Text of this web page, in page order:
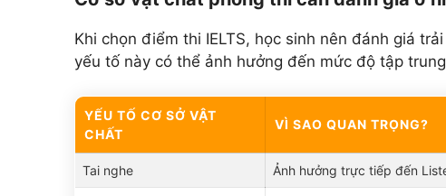
Khi chọn điểm thi IELTS, học sinh nên đánh giá
yếu tố này có thể ảnh hưởng đến mức độ tập
YẾU TỐ CƠ SỞ VẬT
CHẤT
VÌ SAO QUAN TRỌNG?
Tai nghe Ảnh hưởng trực tiếp đến